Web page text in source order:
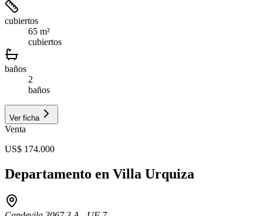
cubiertos
65 m²
cubiertos
baños
2
baños
Ver ficha
Venta
US$ 174.000
Departamento en Villa Urquiza